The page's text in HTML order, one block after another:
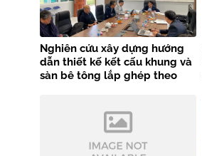
Nghiên cứu xây dựng hướng
dẫn thiết kế kết cấu khung và
sàn bê tông lắp ghép theo